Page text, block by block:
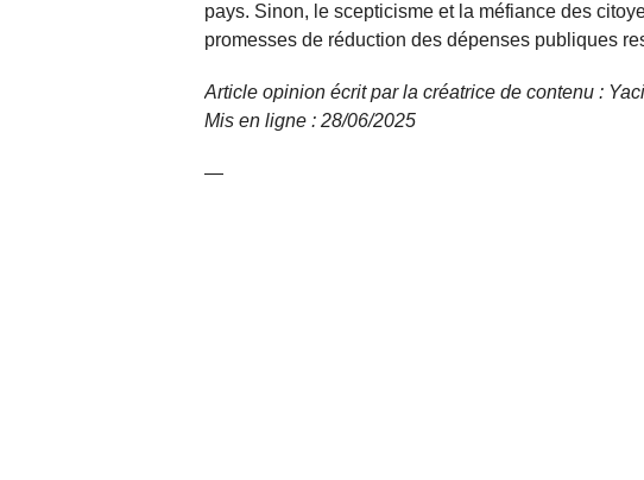
pays. Sinon, le scepticisme et la méfiance des
promesses de réduction des dépenses publiques
Article opinion écrit par la créatrice de contenu :
Mis en ligne : 28/06/2025
—